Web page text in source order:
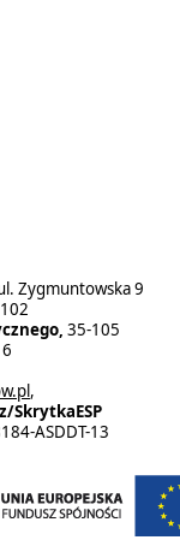
roku 2014
ofertowe na
Zygmuntowska 9
35-105
,
SkrytkaESP
ASDDT-13